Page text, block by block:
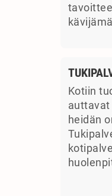
Kotiin
auttavat
heidän